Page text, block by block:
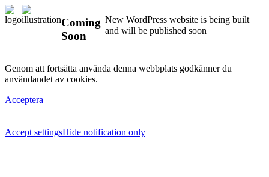
Coming
Soon
New WordPress website is being built
and will be published soon
Genom att fortsätta använda denna webbplats godkänner du
användandet av cookies.
Acceptera
Accept settingsHide notification only